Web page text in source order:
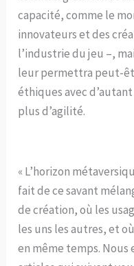
capacité, comme le
innovateurs et des
l’industrie du jeu –,
leur permettra peut-
éthiques avec d’autant
plus d’agilité.
« L’horizon
fait de ce savant
de création, où les
les uns les autres, et
en même temps. Nous